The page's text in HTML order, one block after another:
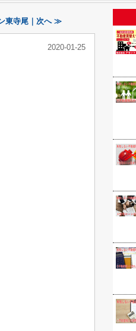
東寺尾｜次へ ≫
2020-01-25